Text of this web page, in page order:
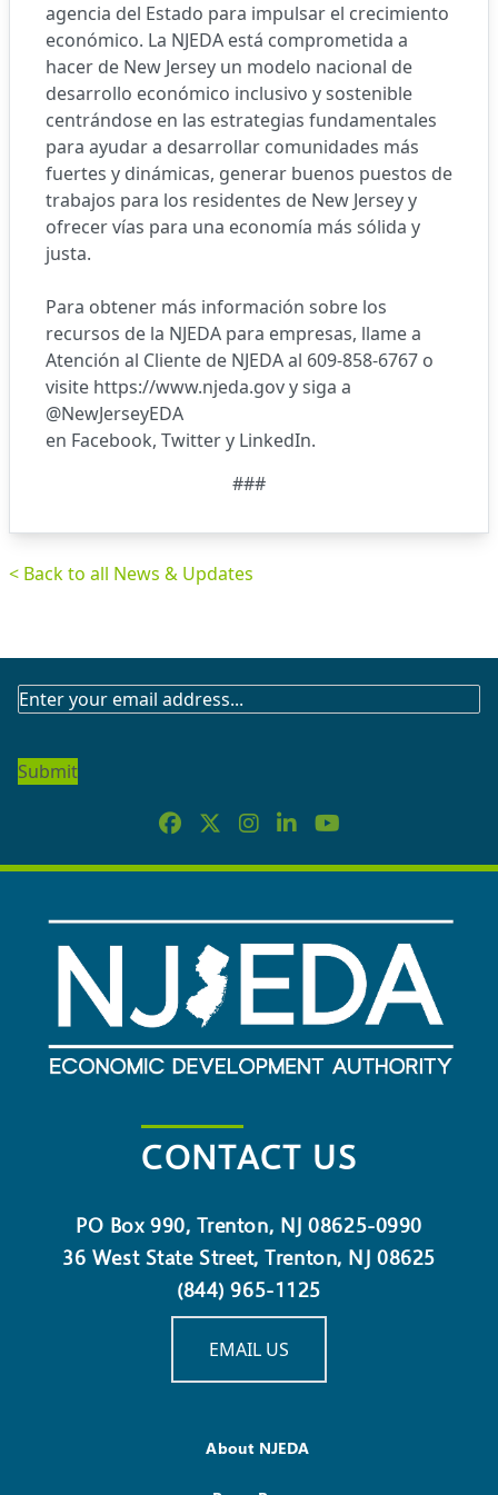
agencia del Estado para impulsar el crecimiento
económico. La NJEDA está comprometida a
hacer de New Jersey un modelo nacional de
desarrollo económico inclusivo y sostenible
centrándose en las estrategias fundamentales
para ayudar a desarrollar comunidades más
fuertes y dinámicas, generar buenos puestos de
trabajos para los residentes de New Jersey y
ofrecer vías para una economía más sólida y
justa.
Para obtener más información sobre los
recursos de la NJEDA para empresas, llame a
Atención al Cliente de NJEDA al 609-858-6767 o
visite https://www.njeda.govy siga a
@NewJerseyEDA
en Facebook, Twittery LinkedIn.
###
< Back to all News & Updates
SUBSCRIBE
NEWSLETTER
CONTACT US
PO Box 990, Trenton, NJ 08625-0990
36 West State Street, Trenton, NJ 08625
(844) 965-1125
EMAIL US
About NJEDA